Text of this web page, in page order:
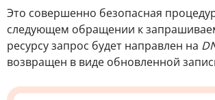
Это совершенно безопасная
следующем обращении к
ресурсу запрос будет направлен на
возвращен в виде обновленной